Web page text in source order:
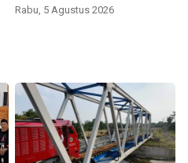
Rabu, 5 Agustus 2026